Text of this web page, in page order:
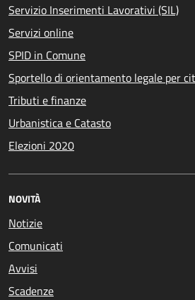
Servizio Inserimenti Lavorativi (SIL)
Servizi online
SPID in Comune
Sportello di orientamento legale per
Tributi e finanze
Urbanistica e Catasto
Elezioni 2020
NOVITÀ
Notizie
Comunicati
Avvisi
Scadenze